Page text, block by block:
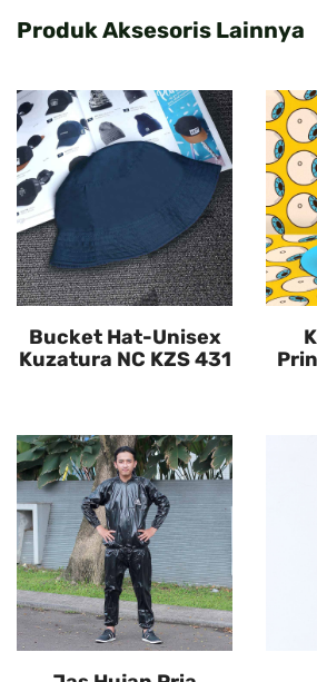
Produk Aksesoris Lainnya
Bucket Hat-Unisex
Kuzatura NC KZS 431